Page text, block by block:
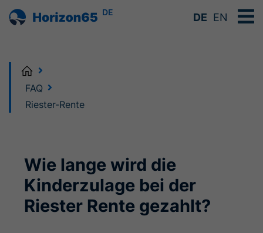
DE DE EN
Home
FAQ
Riester-Rente
Wie lange wird die
Kinderzulage bei der
Riester Rente gezahlt?